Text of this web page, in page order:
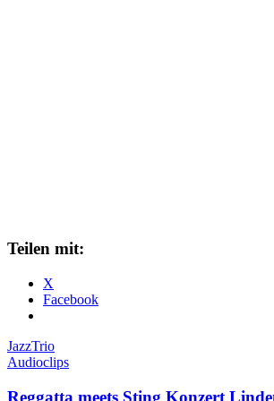
Teilen mit:
X
Facebook
JazzTrio
Audioclips
Reggatta meets Sting Konzert